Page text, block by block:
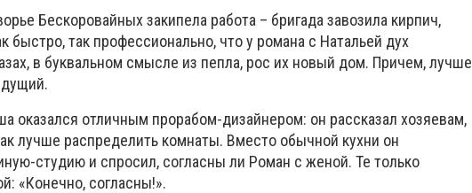
Бескоровайных закипела работа – бригада завозила кирпич,
быстро, так профессионально, что у романа с Натальей дух
в буквальном смысле из пепла, рос их новый дом. Причем, лучше
оказался отличным прорабом-дизайнером: он рассказал хозяевам,
лучше распределить комнаты. Вместо обычной кухни он
студию и спросил, согласны ли Роман с женой. Те только
«Конечно, согласны!».